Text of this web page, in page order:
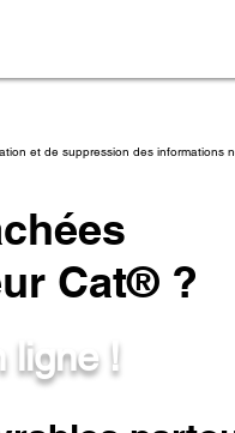
et de suppression des informations
Cat® ?
ligne !